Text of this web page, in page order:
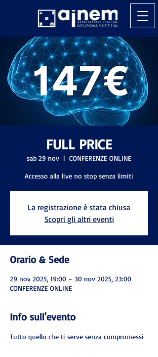
FULL PRICE
sab 29 nov
  |
CONFERENZE ONLINE
Accesso alla live no stop senza limiti
La registrazione è stata chiusa
Scopri gli altri eventi
Orario & Sede
29 nov 2025, 19:00 – 30 nov 2025, 23:00
CONFERENZE ONLINE
Info sull'evento
Tutto quello che ti serve senza compromessi